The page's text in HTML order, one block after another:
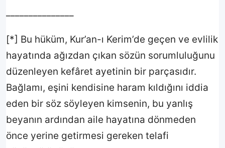
[*] Bu hüküm, Kur’an-ı Kerim’de geçen ve evlilik
hayatında ağızdan çıkan sözün sorumluluğunu
düzenleyen kefâret ayetinin bir parçasıdır.
Bağlamı, eşini kendisine haram kıldığını iddia
eden bir söz söyleyen kimsenin, bu yanlış
beyanın ardından aile hayatına dönmeden
önce yerine getirmesi gereken telafi
2 Facebook 1